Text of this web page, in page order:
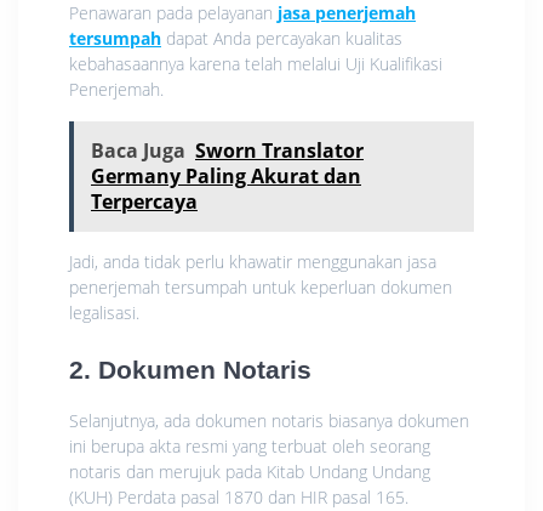
Penawaran pada pelayanan jasa penerjemah
tersumpah dapat Anda percayakan kualitas
kebahasaannya karena telah melalui Uji Kualifikasi
Penerjemah.
Baca Juga Sworn Translator
Germany Paling Akurat dan
Terpercaya
Jadi, anda tidak perlu khawatir menggunakan jasa
penerjemah tersumpah untuk keperluan dokumen
legalisasi.
2. Dokumen Notaris
Selanjutnya, ada dokumen notaris biasanya dokumen
ini berupa akta resmi yang terbuat oleh seorang
notaris dan merujuk pada Kitab Undang Undang
(KUH) Perdata pasal 1870 dan HIR pasal 165.